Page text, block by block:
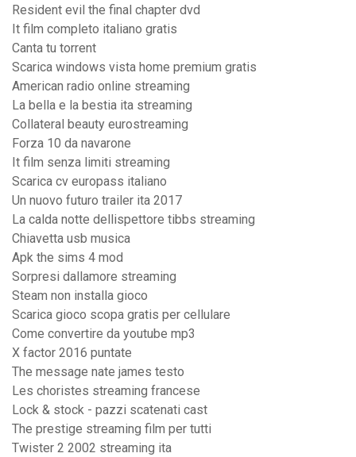
Resident evil the final chapter dvd
It film completo italiano gratis
Canta tu torrent
Scarica windows vista home premium gratis
American radio online streaming
La bella e la bestia ita streaming
Collateral beauty eurostreaming
Forza 10 da navarone
It film senza limiti streaming
Scarica cv europass italiano
Un nuovo futuro trailer ita 2017
La calda notte dellispettore tibbs streaming
Chiavetta usb musica
Apk the sims 4 mod
Sorpresi dallamore streaming
Steam non installa gioco
Scarica gioco scopa gratis per cellulare
Come convertire da youtube mp3
X factor 2016 puntate
The message nate james testo
Les choristes streaming francese
Lock & stock - pazzi scatenati cast
The prestige streaming film per tutti
Twister 2 2002 streaming ita